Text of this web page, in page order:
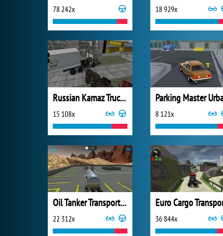
78 242x 18 929x
Russian Kamaz Truck Driver
15 108x 8 121x
Oil Tanker Transporter Truck
22 312x 36 844x